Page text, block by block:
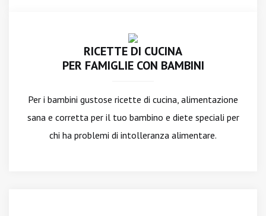
RICETTE DI CUCINA
PER FAMIGLIE CON BAMBINI
Per i bambini gustose ricette di cucina, alimentazione
sana e corretta per il tuo bambino e diete speciali per
chi ha problemi di intolleranza alimentare.